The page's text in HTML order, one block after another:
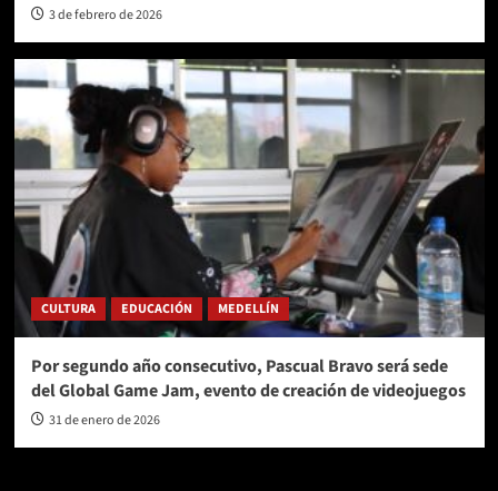
3 de febrero de 2026
CULTURA EDUCACIÓN MEDELLÍN
Por segundo año consecutivo, Pascual Bravo será sede
del Global Game Jam, evento de creación de videojuegos
31 de enero de 2026